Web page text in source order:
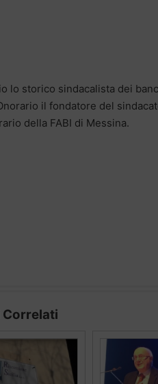
lo storico sindacalista dei
il fondatore del
della FABI di Messina.